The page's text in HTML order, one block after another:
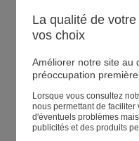
Magasin
Mes informations
Suivre une commande
Panier
La qualité de
vos choix
Améliorer notre site au
préoccupation
Lorsque vous consultez
nous permettant de
d'éventuels problèmes
publicités et des produits